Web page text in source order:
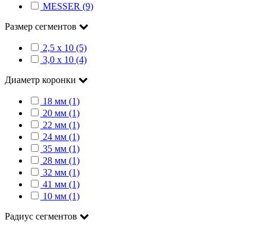
MESSER (9)
Размер сегментов
2,5 х 10 (5)
3,0 х 10 (4)
Диаметр коронки
18 мм (1)
20 мм (1)
22 мм (1)
24 мм (1)
35 мм (1)
28 мм (1)
32 мм (1)
41 мм (1)
10 мм (1)
Радиус сегментов